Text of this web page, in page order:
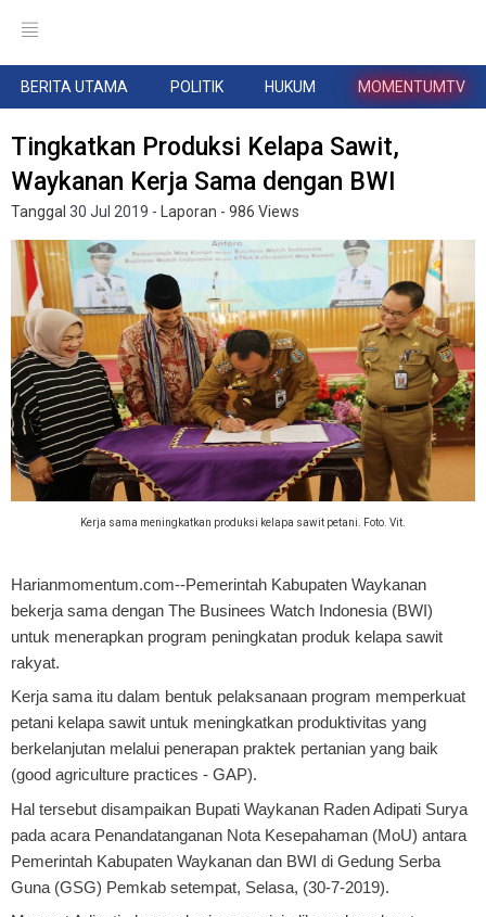
BERITA UTAMA POLITIK HUKUM MOMENTUMTV
Tingkatkan Produksi Kelapa Sawit,
Waykanan Kerja Sama dengan BWI
Tanggal 30 Jul 2019 - Laporan - 986 Views
Kerja sama meningkatkan produksi kelapa sawit petani. Foto. Vit.
Harianmomentum.com--Pemerintah Kabupaten Waykanan
bekerja sama dengan The Businees Watch Indonesia (BWI)
untuk menerapkan program peningkatan produk kelapa sawit
rakyat.
Kerja sama itu dalam bentuk pelaksanaan program memperkuat
petani kelapa sawit untuk meningkatkan produktivitas yang
berkelanjutan melalui penerapan praktek pertanian yang baik
(good agriculture practices - GAP).
Hal tersebut disampaikan Bupati Waykanan Raden Adipati Surya
pada acara Penandatanganan Nota Kesepahaman (MoU) antara
Pemerintah Kabupaten Waykanan dan BWI di Gedung Serba
Guna (GSG) Pemkab setempat, Selasa, (30-7-2019).